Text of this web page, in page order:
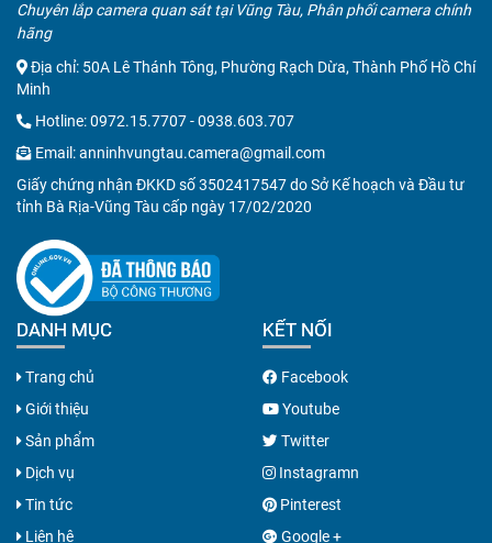
Chuyên lắp camera quan sát tại Vũng Tàu, Phân phối camera chính
hãng
Địa chỉ: 50A Lê Thánh Tông, Phường Rạch Dừa, Thành Phố Hồ Chí
Minh
Hotline:0972.15.7707-0938.603.707
Email:anninhvungtau.camera@gmail.com
Giấy chứng nhận ĐKKD số 3502417547 do Sở Kế hoạch và Đầu tư
tỉnh Bà Rịa-Vũng Tàu cấp ngày 17/02/2020
DANH MỤC
Trang chủ
Giới thiệu
Sản phẩm
Dịch vụ
Tin tức
Liên hệ
KẾT NỐI
Facebook
Youtube
Twitter
Instagramn
Pinterest
Google +